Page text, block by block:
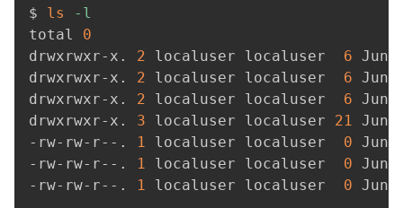
$ ls
-l
total 0
drwxrwxr-x. 2 localuser localuser 6
drwxrwxr-x. 2 localuser localuser 6
drwxrwxr-x. 2 localuser localuser 6
drwxrwxr-x. 3 localuser localuser 21
-rw-rw-r--.
1 localuser localuser 0
-rw-rw-r--.
1 localuser localuser 0
-rw-rw-r--.
1 localuser localuser 0